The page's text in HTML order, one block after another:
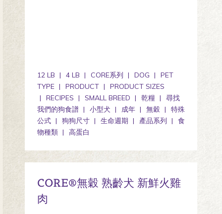
12 LB 4 LB CORE系列 DOG
PET
TYPE
PRODUCT
PRODUCT SIZES
RECIPES
SMALL BREED 乾糧
尋找
我們的狗食譜
小型犬 成年 無穀
特殊
公式
狗狗尺寸 生命週期 產品系列
食
物種類
高蛋白
CORE®無穀 熟齡犬 新鮮火雞
肉